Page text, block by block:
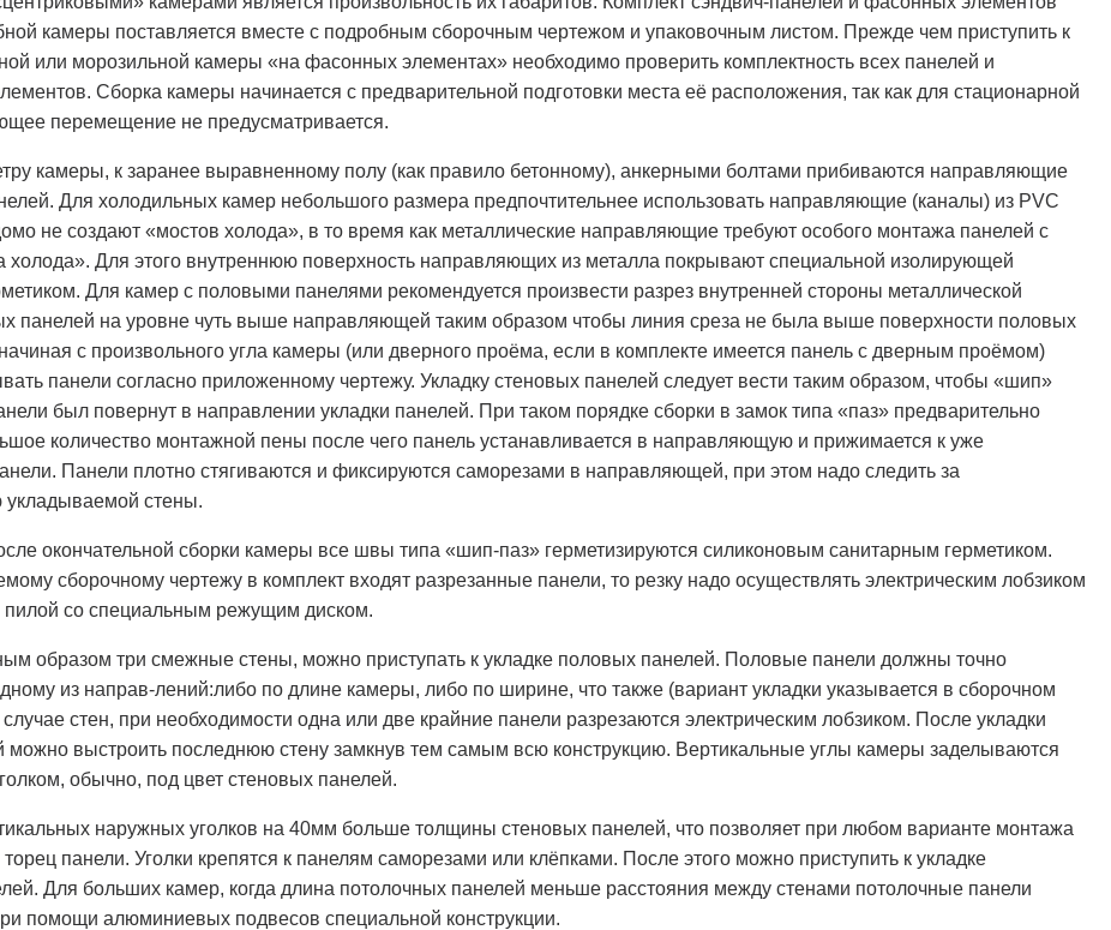
камеры поставляется вместе с подробным сборочным чертежом и упаковочным листом. Прежде чем приступить к
или морозильной камеры «на фасонных элементах» необходимо проверить комплектность всех панелей и
Сборка камеры начинается с предварительной подготовки места её расположения, так как для стационарной
перемещение не предусматривается.
камеры, к заранее выравненному полу (как правило бетонному), анкерными болтами прибиваются направляющие
Для холодильных камер небольшого размера предпочтительнее использовать направляющие (каналы) из PVC
не создают «мостов холода», в то время как металлические направляющие требуют особого монтажа панелей с
холода». Для этого внутреннюю поверхность направляющих из металла покрывают специальной изолирующей
Для камер с половыми панелями рекомендуется произвести разрез внутренней стороны металлической
панелей на уровне чуть выше направляющей таким образом чтобы линия среза не была выше поверхности половых
с произвольного угла камеры (или дверного проёма, если в комплекте имеется панель с дверным проёмом)
панели согласно приложенному чертежу. Укладку стеновых панелей следует вести таким образом, чтобы «шип»
был повернут в направлении укладки панелей. При таком порядке сборки в замок типа «паз» предварительно
количество монтажной пены после чего панель устанавливается в направляющую и прижимается к уже
Панели плотно стягиваются и фиксируются саморезами в направляющей, при этом надо следить за
укладываемой стены.
окончательной сборки камеры все швы типа «шип-паз» герметизируются силиконовым санитарным герметиком.
сборочному чертежу в комплект входят разрезанные панели, то резку надо осуществлять электрическим лобзиком
пилой со специальным режущим диском.
образом три смежные стены, можно приступать к укладке половых панелей. Половые панели должны точно
из направ-лений:либо по длине камеры, либо по ширине, что также (вариант укладки указывается в сборочном
стен, при необходимости одна или две крайние панели разрезаются электрическим лобзиком. После укладки
можно выстроить последнюю стену замкнув тем самым всю конструкцию. Вертикальные углы камеры заделываются
обычно, под цвет стеновых панелей.
наружных уголков на 40мм больше толщины стеновых панелей, что позволяет при любом варианте монтажа
панели. Уголки крепятся к панелям саморезами или клёпками. После этого можно приступить к укладке
Для больших камер, когда длина потолочных панелей меньше расстояния между стенами потолочные панели
помощи алюминиевых подвесов специальной конструкции.